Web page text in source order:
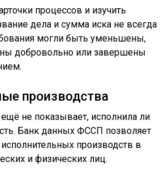
процессов и изучить
дела и сумма иска не всегда
могли быть уменьшены,
добровольно или завершены
производства
не показывает, исполнила ли
Банк данных ФССП позволяет
производств в
и физических лиц.